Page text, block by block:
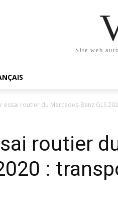
Site web
essai routier du Mercedes-Benz GLS
routier
: